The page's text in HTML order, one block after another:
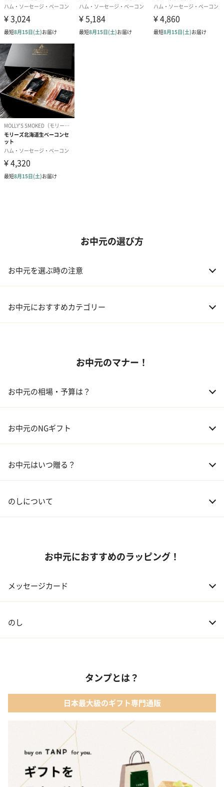
お中元の選び方
お中元を選ぶ時の注意
お中元におすすめカテゴリー
03 ギフトカタログ
お中元のマナー！
お中元の相場・予算は？
02 兄弟、姉妹 3,000～5,000円
04 会社の上司 5,000円程度
お中元のNGギフト
お中元はいつ贈る？
のしについて
お中元におすすめのラッピング！
メッセージカード
のし
タンプとは？
日本最大級のギフト専門通販